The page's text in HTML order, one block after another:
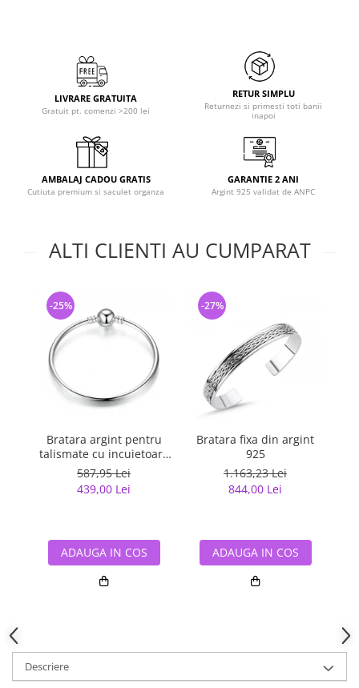
LIVRARE GRATUITA
Gratuit pt. comenzi >200 lei
RETUR SIMPLU
Returnezi si primesti toti banii
inapoi
AMBALAJ CADOU GRATIS
Cutiuta premium si saculet organza
GARANTIE 2 ANI
Argint 925 validat de ANPC
ALTI CLIENTI AU CUMPARAT
Bratara argint pentru
talismate cu incuietoare
sferica
587,95 Lei
439,00 Lei
-25%
ADAUGA IN COS
Bratara fixa din argint
925
1.163,23 Lei
844,00 Lei
-27%
ADAUGA IN COS
Descriere